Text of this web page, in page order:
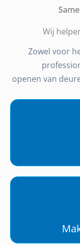
Wij
Zowel voor
openen van